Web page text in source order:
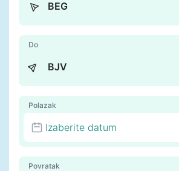
Do
Polazak
Izaberite datum
Povratak